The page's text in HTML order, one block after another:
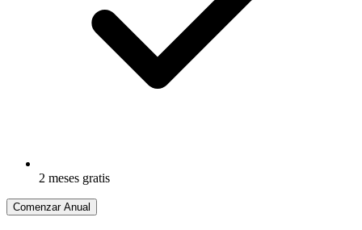
2 meses gratis
Comenzar Anual